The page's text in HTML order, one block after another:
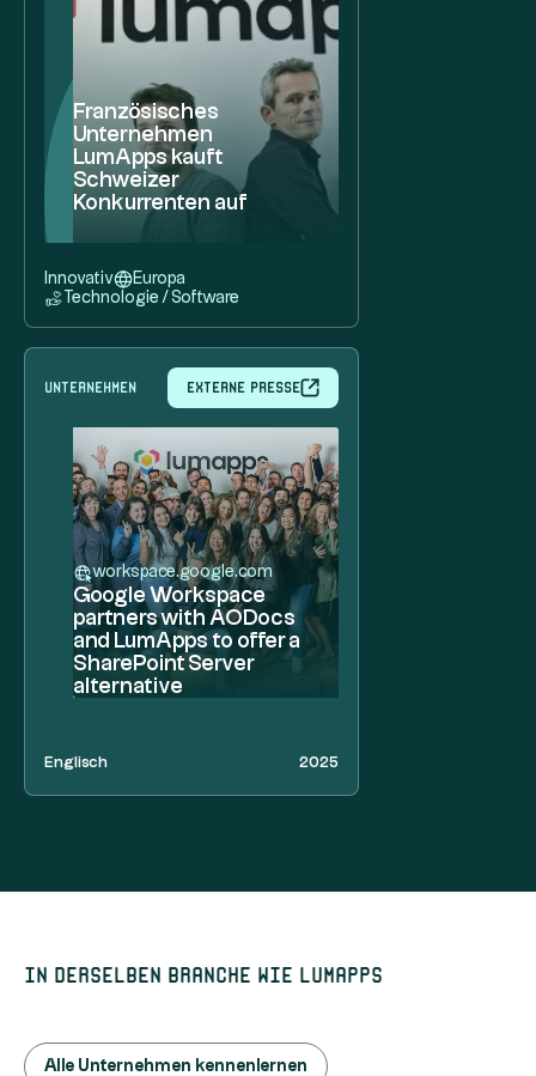
Französisches
Unternehmen
LumApps kauft
Schweizer
Konkurrenten auf
Innovativ
Europa
Technologie / Software
Unternehmen Externe Presse
workspace.google.com
Google Workspace
partners with AODocs
and LumApps to offer a
SharePoint Server
alternative
Englisch 2025
In derselben Branche wie LumApps
Alle Unternehmen kennenlernen